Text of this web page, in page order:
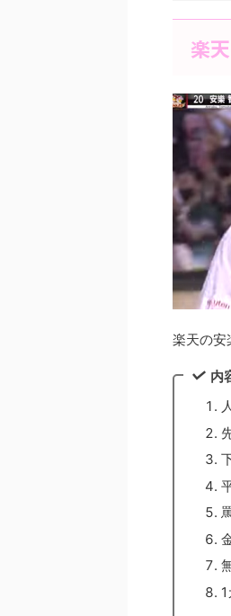
楽
楽天の安
内